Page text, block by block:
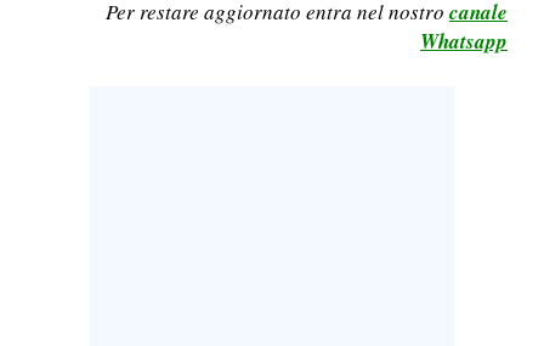
Per restare aggiornato entra nel nostro canale
Whatsapp